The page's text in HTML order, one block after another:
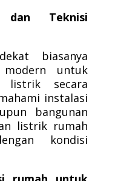
dan Teknisi
biasanya
untuk
listrik secara
instalasi
bangunan
listrik rumah
kondisi